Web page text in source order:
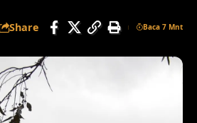
Share Baca 7 Mnt